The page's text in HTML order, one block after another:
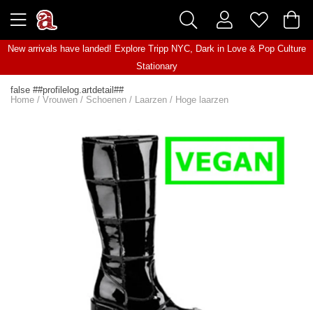
New arrivals have landed! Explore Tripp NYC, Dark in Love& Pop Culture
Stationary
false ##profilelog.artdetail##
Home / Vrouwen / Schoenen / Laarzen / Hoge laarzen